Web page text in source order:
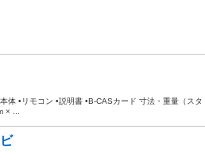
体 •リモコン •説明書 •B-CASカード 寸法・重量（スタ
× ...